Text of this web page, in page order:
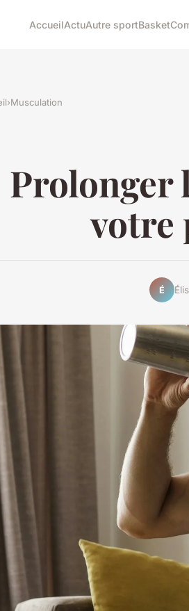
AccueilActuAutre sportBasket
›Musculation
Prolonger
votre
É